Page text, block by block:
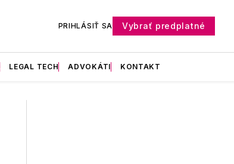
PRIHLÁSIŤ SA Vybrať predplatné
LEGAL TECH ADVOKÁTI KONTAKT